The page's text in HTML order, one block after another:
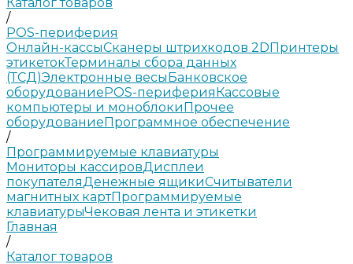
/
POS-периферия
Онлайн-кассыСканеры штрихкодов 2DПринтеры
этикетокТерминалы сбора данных
(ТСД)Электронные весыБанковское
оборудованиеPOS-периферияКассовые
компьютеры и моноблокиПрочее
оборудованиеПрограммное обеспечение
/
Программируемые клавиатуры
Мониторы кассировДисплеи
покупателяДенежные ящикиСчитыватели
магнитных картПрограммируемые
клавиатурыЧековая лента и этикетки
Главная
/
Каталог товаров